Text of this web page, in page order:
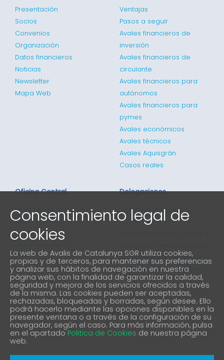
Presentación
Socios
Convenios
Organización
Datos financieros
Noticias
Newsletter
Mapa Web
Ventajas
Pasos a seguir
Avales financieros de
inversión
Avales financieros de
circulante
Avales financieros para
autónomos
Avales financieros para
pymes
Avales económicos
Avales técnicos
Avales Aquisgrán
Casos reales
Oficina Central
Gran via de les Corts
Catalanes 635
4ª planta
93 298 02 60
informacio@avalis.cat
Delegaciones
Tenemos delegados
comerciales en
red comercial cubre todos
los puntos de Catalunya
901 900 214
Forma parte de nuestra comunidad
Consentimiento legal de
cookies
La web de Avalis de Catalunya SGR utiliza cookies,
propias y de terceros, para mantener sus preferencias
y analizar sus hábitos de navegación en nuestra
página web, con la finalidad de garantizar la calidad,
seguridad y mejora de los servicios ofrecidos a través
de la misma. Las cookies pueden ser aceptadas,
rechazadas, bloqueadas y borradas, según desee. Ello
podrá hacerlo mediante las opciones disponibles en la
presente ventana o a través de la configuración de su
navegador, según el caso. Para más información, pulsa
en el apartado Politica de Cookies de nuestra página
web.